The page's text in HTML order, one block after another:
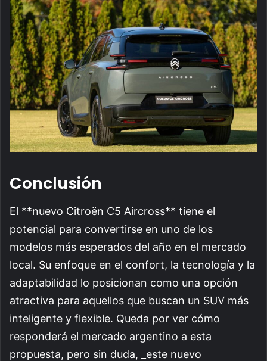
Conclusión
El **nuevo Citroën C5 Aircross** tiene el
potencial para convertirse en uno de los
modelos más esperados del año en el mercado
local. Su enfoque en el confort, la tecnología y la
adaptabilidad lo posicionan como una opción
atractiva para aquellos que buscan un SUV más
inteligente y flexible. Queda por ver cómo
responderá el mercado argentino a esta
propuesta, pero sin duda, _este nuevo